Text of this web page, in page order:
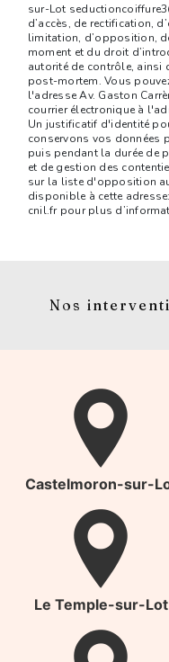
sur-Lot
d’accès, de rectification,
limitation, d’opposition,
moment et du droit
autorité de contrôle, ainsi
post-mortem. Vous
l'adresse Av. Gaston
courrier électronique à
Un justificatif d'identité
conservons vos données
puis pendant la durée de
et de gestion des
sur la liste d'opposition
disponible à cette adresse:
cnil.fr pour plus
Nos
Castelmoron-sur-
Le Temple-sur-Lot